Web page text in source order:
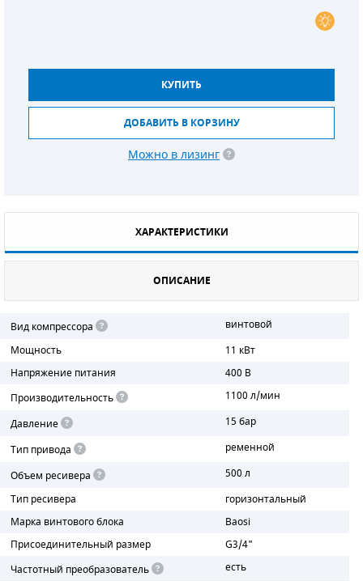
КУПИТЬ
ДОБАВИТЬ В КОРЗИНУ
Можно в лизинг
ХАРАКТЕРИСТИКИ
ОПИСАНИЕ
Вид компрессора
винтовой
Мощность
11 кВт
Напряжение питания
400 В
Производительность
1100 л/мин
Давление
15 бар
Тип привода
ременной
Объем ресивера
500 л
Тип ресивера
горизонтальный
Марка винтового блока
Baosi
Присоединительный размер
G3/4"
Частотный преобразователь
есть
ЭЛЕКТРОДВИГАТЕЛИ
ДЕТАЛИ ДВС
ФИЛЬТРЫ ТОПЛИВНЫЕ
РАДИАТОРЫ
ПОДШИПНИКИ
ПОРШНЕВЫЕ БЛОКИ
ДЕТАЛИ ПОРШНЕВЫХ КОМПРЕССОРОВ
ДЕТАЛИ СПИРАЛЬНЫХ КОМПРЕССОРОВ
ДЕТАЛИ НАСОСНОЙ ЧАСТИ
ДЕТАЛИ ПОГРУЖНЫХ НАСОСОВ
ШЛАНГИ ДЛЯ МОТОПОМП